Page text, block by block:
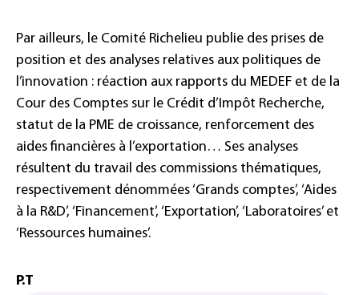
Par ailleurs, le Comité Richelieu publie des prises de
position et des analyses relatives aux politiques de
l’innovation : réaction aux rapports du MEDEF et de la
Cour des Comptes sur le Crédit d’Impôt Recherche,
statut de la PME de croissance, renforcement des
aides financières à l’exportation… Ses analyses
résultent du travail des commissions thématiques,
respectivement dénommées ‘Grands comptes’, ‘Aides
à la R&D’, ‘Financement’, ‘Exportation’, ‘Laboratoires’ et
‘Ressources humaines’.
P.T